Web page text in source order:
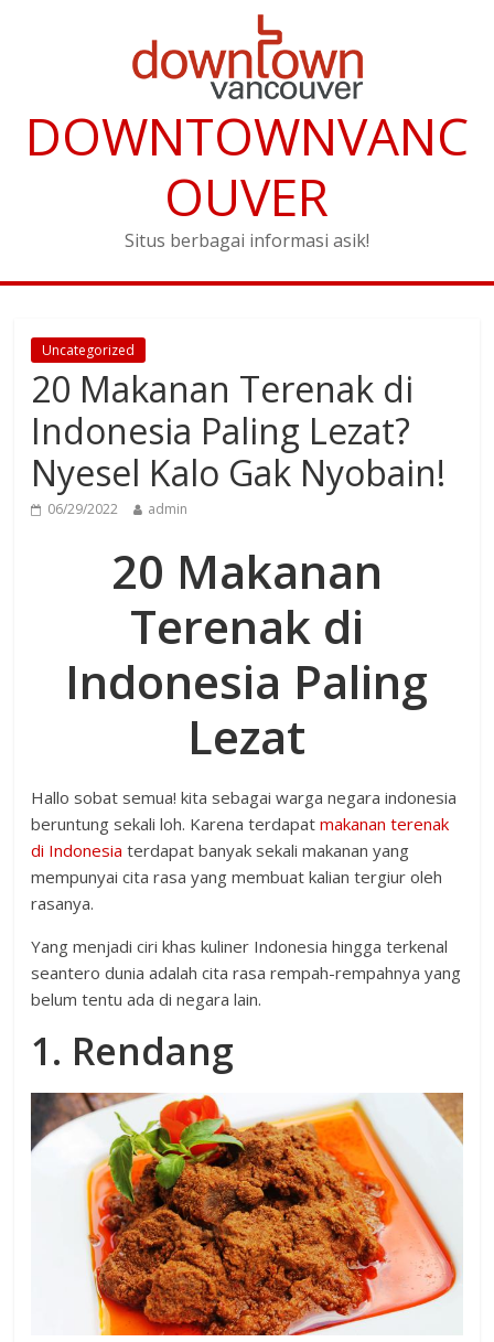
DOWNTOWNVANC
OUVER
Situs berbagai informasi asik!
Uncategorized
20 Makanan Terenak di
Indonesia Paling Lezat?
Nyesel Kalo Gak Nyobain!
06/29/2022 admin
20 Makanan
Terenak di
Indonesia Paling
Lezat
Hallo sobat semua! kita sebagai warga negara indonesia
beruntung sekali loh. Karena terdapatmakanan terenak
di Indonesia terdapat banyak sekali makanan yang
mempunyai cita rasa yang membuat kalian tergiur oleh
rasanya.
Yang menjadi ciri khas kuliner Indonesia hingga terkenal
seantero dunia adalah cita rasa rempah-rempahnya yang
belum tentu ada di negara lain.
1. Rendang